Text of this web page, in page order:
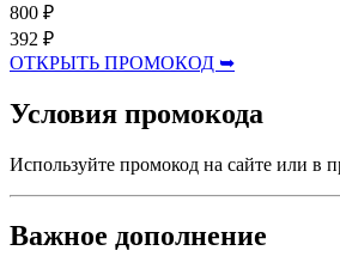
800 ₽
392 ₽
ОТКРЫТЬ ПРОМОКОД ➥
Условия промокода
Используйте промокод на сайте или в
Важное дополнение